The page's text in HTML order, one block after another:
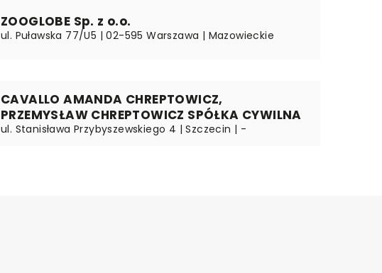
ZOOGLOBE Sp. z o.o.
ul. Puławska 77/U5 | 02-595 Warszawa | Mazowieckie
CAVALLO AMANDA CHREPTOWICZ,
PRZEMYSŁAW CHREPTOWICZ SPÓŁKA CYWILNA
ul. Stanisława Przybyszewskiego 4 | Szczecin | -